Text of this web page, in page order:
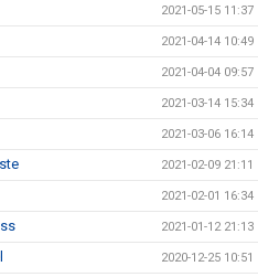
2021-05-15 11:37
2021-04-14 10:49
2021-04-04 09:57
2021-03-14 15:34
2021-03-06 16:14
2021-02-09 21:11
2021-02-01 16:34
2021-01-12 21:13
2020-12-25 10:51